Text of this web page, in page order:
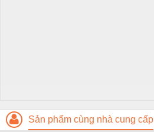
Sản phẩm cùng nhà cung cấp